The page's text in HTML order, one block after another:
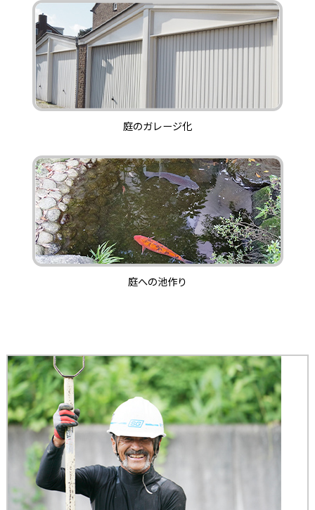
庭のガレージ化
庭への池作り